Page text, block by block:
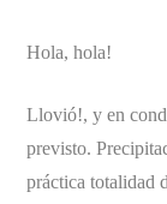
Hola, hola!
Llovió!, y en
previsto.
práctica totalidad